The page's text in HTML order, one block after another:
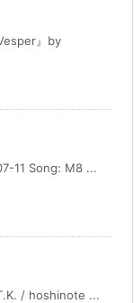
』by
11 Song: M8 ...
/ hoshinote ...